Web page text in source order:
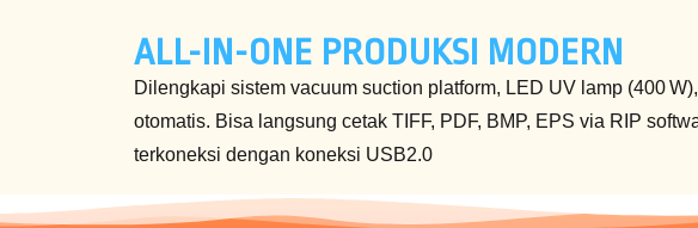
ALL-IN-ONE PRODUKSI MODERN
Dilengkapi sistem vacuum suction platform, LED UV lamp (400
otomatis. Bisa langsung cetak TIFF, PDF, BMP, EPS via RIP
terkoneksi dengan koneksi USB2.0